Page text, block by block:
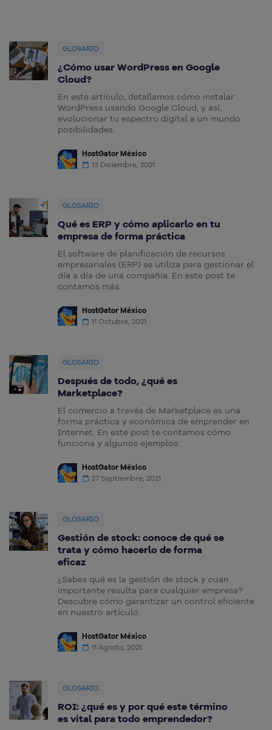
GLOSARIO
¿Cómo usar WordPress en Google
Cloud?
En este artículo, detallamos cómo instalar
WordPress usando Google Cloud, y así,
evolucionar tu espectro digital a un mundo
posibilidades.
HostGator México
13 Diciembre, 2021
GLOSARIO
Qué es ERP y cómo aplicarlo en tu
empresa de forma práctica
El software de planificación de recursos
empresariales (ERP) se utiliza para gestionar el
día a día de una compañia. En este post te
contamos más.
HostGator México
11 Octubre, 2021
GLOSARIO
Después de todo, ¿qué es
Marketplace?
El comercio a través de Marketplace es una
forma práctica y económica de emprender en
Internet. En este post te contamos cómo
funciona y algunos ejemplos.
HostGator México
27 Septiembre, 2021
GLOSARIO
Gestión de stock: conoce de qué se
trata y cómo hacerlo de forma
eficaz
¿Sabes qué es la gestión de stock y cuan
importante resulta para cualquier empresa?
Descubre cómo garantizar un control eficiente
en nuestro artículo.
HostGator México
11 Agosto, 2021
GLOSARIO
ROI: ¿qué es y por qué este término
es vital para todo emprendedor?